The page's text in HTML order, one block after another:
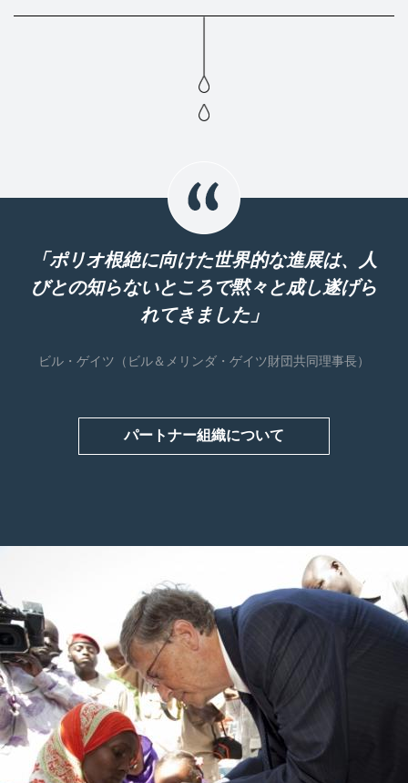
「ポリオ根絶に向けた世界的な進展は、人
びとの知らないところで黙々と成し遂げら
れてきました」
ビル・ゲイツ（ビル＆メリンダ・ゲイツ財団共同理事長）
パートナー組織について